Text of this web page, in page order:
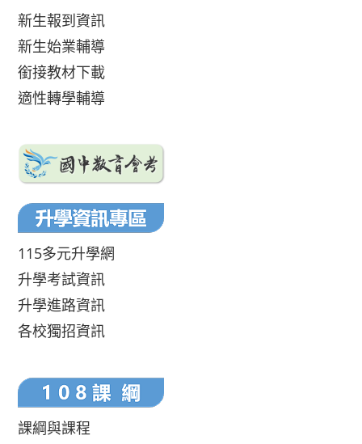
新生報到資訊
新生始業輔導
銜接教材下載
適性轉學輔導
115多元升學網
升學考試資訊
升學進路資訊
各校獨招資訊
課綱與課程